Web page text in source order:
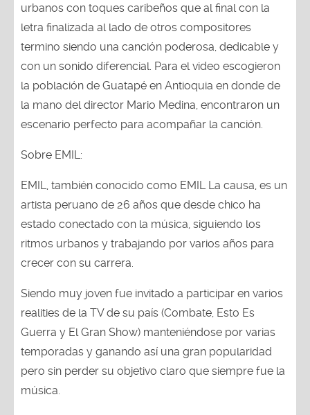
urbanos con toques caribeños que al final con la
letra finalizada al lado de otros compositores
termino siendo una canción poderosa, dedicable y
con un sonido diferencial. Para el video escogieron
la población de Guatapé en Antioquia en donde de
la mano del director Mario Medina, encontraron un
escenario perfecto para acompañar la canción.
Sobre EMIL:
EMIL, también conocido como EMIL La causa, es un
artista peruano de 26 años que desde chico ha
estado conectado con la música, siguiendo los
ritmos urbanos y trabajando por varios años para
crecer con su carrera.
Siendo muy joven fue invitado a participar en varios
realities de la TV de su país (Combate, Esto Es
Guerra y El Gran Show) manteniéndose por varias
temporadas y ganando así una gran popularidad
pero sin perder su objetivo claro que siempre fue la
música.